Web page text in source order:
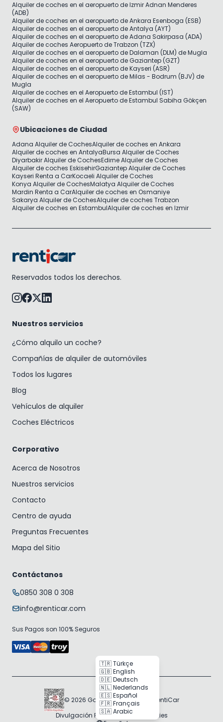
Alquiler de coches en el aeropuerto de Izmir Adnan Menderes
(ADB)
Alquiler de coches en el aeropuerto de Ankara Esenboga (ESB)
Alquiler de coches en el aeropuerto de Antalya (AYT)
Alquiler de coches en el aeropuerto de Adana Sakirpasa (ADA)
Alquiler de coches Aeropuerto de Trabzon (TZX)
Alquiler de coches en el aeropuerto de Dalaman (DLM) de Mugla
Alquiler de coches en el aeropuerto de Gaziantep (GZT)
Alquiler de coches en el aeropuerto de Kayseri (ASR)
Alquiler de coches en el aeropuerto de Milas - Bodrum (BJV) de
Mugla
Alquiler de coches en el Aeropuerto de Estambul (IST)
Alquiler de coches en el Aeropuerto de Estambul Sabiha Gökçen
(SAW)
Ubicaciones de Ciudad
Adana Alquiler de CochesAlquiler de coches en Ankara
Alquiler de coches en AntalyaBursa Alquiler de Coches
Diyarbakir Alquiler de CochesEdirne Alquiler de Coches
Alquiler de coches EskisehirGaziantep Alquiler de Coches
Kayseri Renta a CarKocaeli Alquiler de Coches
Konya Alquiler de CochesMalatya Alquiler de Coches
Mardin Renta a CarAlquiler de coches en Osmaniye
Sakarya Alquiler de CochesAlquiler de coches Trabzon
Alquiler de coches en EstambulAlquiler de coches en Izmir
Reservados todos los derechos.
Nuestros servicios
¿Cómo alquilo un coche?
Compañías de alquiler de automóviles
Todos los lugares
Blog
Vehículos de alquiler
Coches Eléctricos
Corporativo
Acerca de Nosotros
Nuestros servicios
Contacto
Centro de ayuda
Preguntas Frecuentes
Mapa del Sitio
Contáctanos
0850 308 0 308
info@renticar.com
Sus Pagos son 100% Seguros
© 2026 Gogocar Bilişim A.Ş. | RentiCar
Divulgación RGPDPolítica de Cookies
🇹🇷 Türkçe
🇬🇧 English
🇩🇪 Deutsch
🇳🇱 Nederlands
🇪🇸 Español
🇫🇷 Français
🇸🇦 Arabic